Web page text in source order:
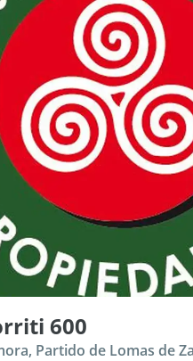
600
Partido de Lomas de